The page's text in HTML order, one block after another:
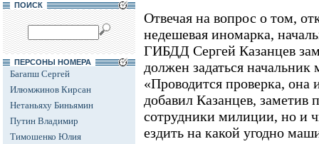
ПОИСК
ПЕРСОНЫ НОМЕРА
Багапш Сергей
Илюмжинов Кирсан
Нетаньяху Биньямин
Путин Владимир
Тимошенко Юлия
Отвечая на вопрос о том,
недешевая иномарка,
ГИБДД Сергей Казанцев
должен задаться
«Проводится проверка, она
добавил Казанцев, заметив
сотрудники милиции, но и
ездить на какой угодно